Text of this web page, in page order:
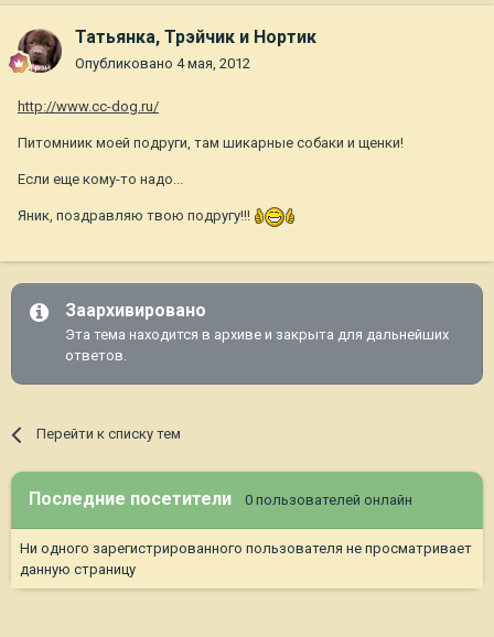
Татьянка, Трэйчик и Нортик
Опубликовано 4 мая, 2012
http://www.cc-dog.ru/
Питомниик моей подруги, там шикарные собаки и щенки!
Если еще кому-то надо...
Яник, поздравляю твою подругу!!!
Заархивировано
Эта тема находится в архиве и закрыта для дальнейших
ответов.
Перейти к списку тем
Последние посетители 0 пользователей онлайн
Ни одного зарегистрированного пользователя не просматривает
данную страницу